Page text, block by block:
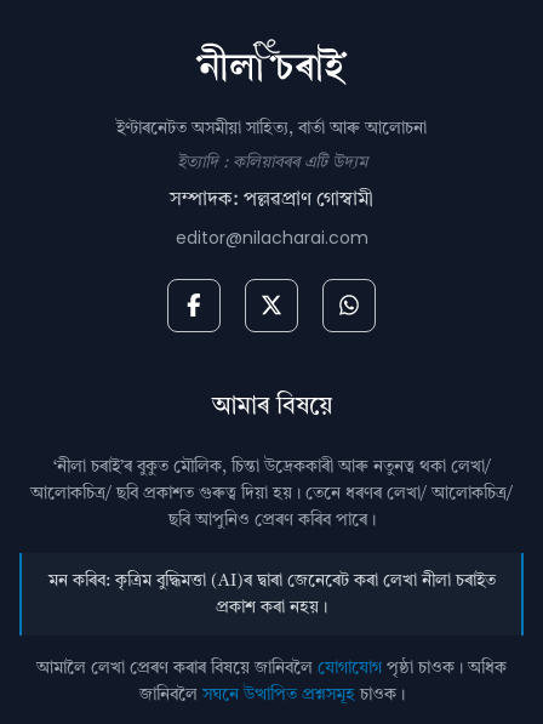
ইণ্টাৰনেটত অসমীয়া সাহিত্য, বাৰ্তা আৰু আলোচনা
ইত্যাদি : কলিয়াবৰৰ এটি উদ্যম
সম্পাদক: পল্লৱপ্ৰাণ গোস্বামী
editor@nilacharai.com
আমাৰ বিষয়ে
‘নীলা চৰাই’ৰ বুকুত মৌলিক, চিন্তা উদ্রেককাৰী আৰু নতুনত্ব থকা লেখা/
আলোকচিত্ৰ/ ছবি প্রকাশত গুৰুত্ব দিয়া হয়। তেনে ধৰণৰ লেখা/ আলোকচিত্ৰ/
ছবি আপুনিও প্রেৰণ কৰিব পাৰে।
মন কৰিব: কৃত্ৰিম বুদ্ধিমত্তা (AI)ৰ দ্বাৰা জেনেৰেট কৰা লেখা নীলা চৰাইত
প্ৰকাশ কৰা নহয়।
আমালৈ লেখা প্ৰেৰণ কৰাৰ বিষয়ে জানিবলৈ যোগাযোগ পৃষ্ঠা চাওক। অধিক
জানিবলৈসঘনে উত্থাপিত প্ৰশ্নসমূহচাওক।